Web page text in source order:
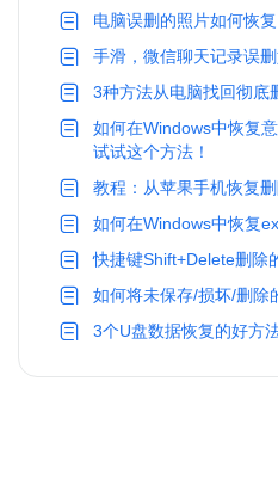
电脑误删的照片如何恢复
手滑，微信聊天记录误
3种方法从电脑找回彻底
如何在Windows中恢复
试试这个方法！
教程：从苹果手机恢复
如何在Windows中恢复
快捷键Shift+Delete删除
如何将未保存/损坏/删除
3个U盘数据恢复的好方